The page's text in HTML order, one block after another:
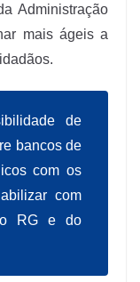
Administração
mais ágeis a
de
bancos de
com os
com
RG e do